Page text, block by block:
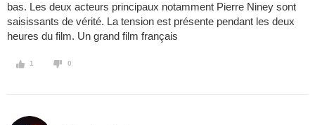
bas. Les deux acteurs principaux notamment Pierre Niney sont
saisissants de vérité. La tension est présente pendant les deux
heures du film. Un grand film français
1 0